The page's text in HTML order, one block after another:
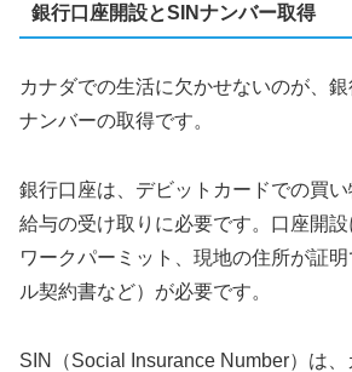
銀行口座開設とSINナンバー取得
カナダでの生活に欠かせないのが、
ナンバーの取得です。
銀行口座は、デビットカードでの買い
給与の受け取りに必要です。口座開
ワークパーミット、現地の住所が証
ル契約書など）が必要です。
SIN（Social Insurance Number）は